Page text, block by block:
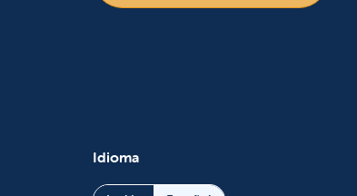
Idioma